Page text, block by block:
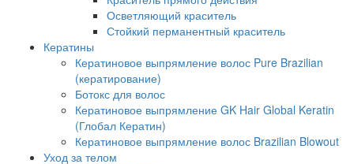
Осветляющий краситель
Стойкий перманентный краситель
Кератины
Кератиновое выпрямление волос Pure Brazilian
(кератирование)
Ботокс для волос
Кератиновое выпрямление GK Hair Global Keratin
(Глобал Кератин)
Кератиновое выпрямление волос Brazilian Blowout
Уход за телом